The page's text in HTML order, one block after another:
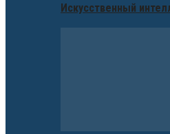
Искусственный